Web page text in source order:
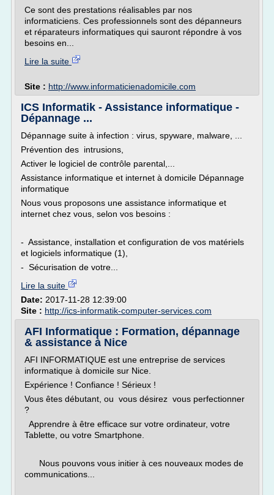
Ce sont des prestations réalisables par nos
informaticiens. Ces professionnels sont des dépanneurs
et réparateurs informatiques qui sauront répondre à vos
besoins en...
Lire la suite
Site : http://www.informaticienadomicile.com
ICS Informatik - Assistance informatique -
Dépannage ...
Dépannage suite à infection : virus, spyware, malware, ...
Prévention des intrusions,
Activer le logiciel de contrôle parental,...
Assistance informatique et internet à domicile Dépannage
informatique
Nous vous proposons une assistance informatique et
internet chez vous, selon vos besoins :
- Assistance, installation et configuration de vos matériels
et logiciels informatique (1),
- Sécurisation de votre...
Lire la suite
Date: 2017-11-28 12:39:00
Site : http://ics-informatik-computer-services.com
AFI Informatique : Formation, dépannage
& assistance à Nice
AFI INFORMATIQUE est une entreprise de services
informatique à domicile sur Nice.
Expérience ! Confiance ! Sérieux !
Vous êtes débutant, ou vous désirez vous perfectionner
?
Apprendre à être efficace sur votre ordinateur, votre
Tablette, ou votre Smartphone.
Nous pouvons vous initier à ces nouveaux modes de
communications...